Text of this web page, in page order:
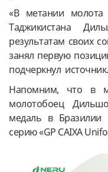
«В метании
Таджикистана
результатам своих
занял первую
подчеркнул источник.
Напомним, что в
молотобоец
медаль в Бразилии
серию «GP CAIXA